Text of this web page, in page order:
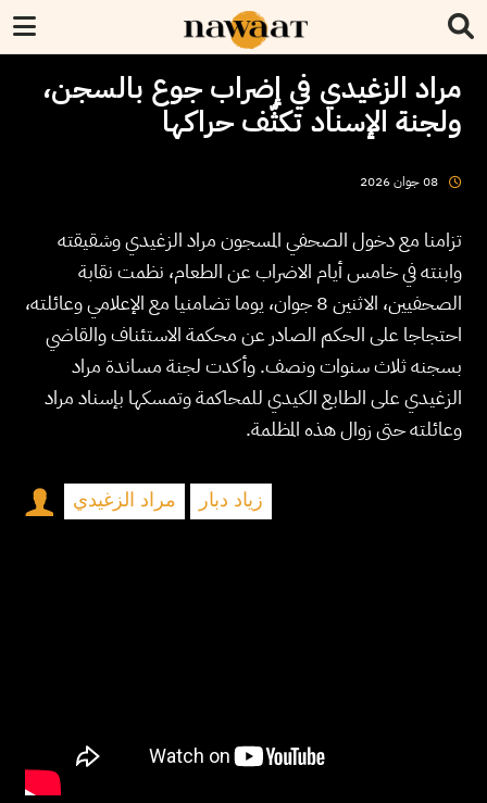
مراد الزغيدي في إضراب جوع بالسجن،
ولجنة الإسناد تكثّف حراكها
08جوان2026
تزامنا مع دخول الصحفي المسجون مراد الزغيدي وشقيقته
وابنته في خامس أيام الاضراب عن الطعام، نظمت نقابة
الصحفيين، الاثنين 8 جوان، يوما تضامنيا مع الإعلامي وعائلته،
احتجاجا على الحكم الصادر عن محكمة الاستئناف والقاضي
بسجنه ثلاث سنوات ونصف. وأكدت لجنة مساندة مراد
الزغيدي على الطابع الكيدي للمحاكمة وتمسكها بإسناد مراد
وعائلته حتى زوال هذه المظلمة.
مراد الزغيدي زياد دبار